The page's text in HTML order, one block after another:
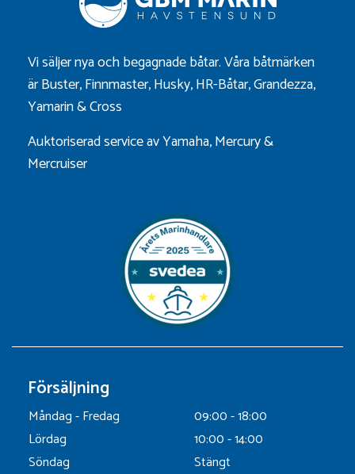
Vi säljer nya och begagnade båtar. Våra båtmärken
ärBuster,Finnmaster,Husky,HR-Båtar,Grandezza,
Yamarin&Cross
Auktoriserad service av Yamaha, Mercury &
Mercruiser
Försäljning
Måndag - Fredag
09:00 - 18:00
Lördag
10:00 - 14:00
Söndag
Stängt